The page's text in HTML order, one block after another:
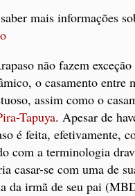
mais informações
não fazem
o casamento entre
assim como o
Tapuya. Apesar de
é feita, efetivamente,
com a terminologia
casar-se com uma de
da irmã de seu pai